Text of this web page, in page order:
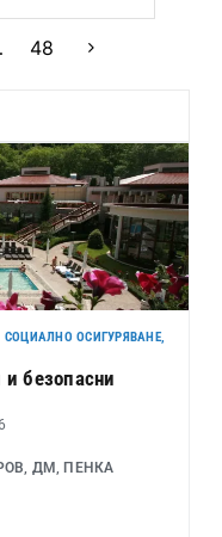
48
ОСИГУРЯВАНЕ,
и безопасни
ДМ, ПЕНКА